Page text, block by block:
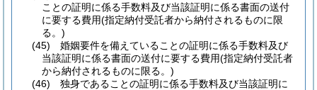
ことの証明に係る手数料及び当該証明に係る書面の送付
に要する費用(指定納付受託者から納付されるものに限
る。)
(45)
婚姻要件を備えていることの証明に係る手数料及び
当該証明に係る書面の送付に要する費用(指定納付受託者
から納付されるものに限る。)
(46)
独身であることの証明に係る手数料及び当該証明に